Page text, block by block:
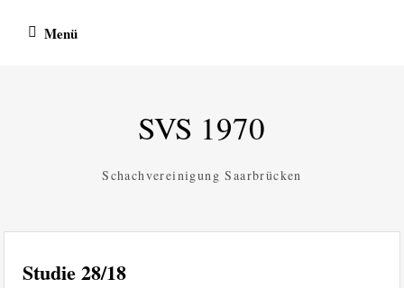
Inhalt Menü
SVS 1970
Schachvereinigung Saarbrücken
Studie 28/18